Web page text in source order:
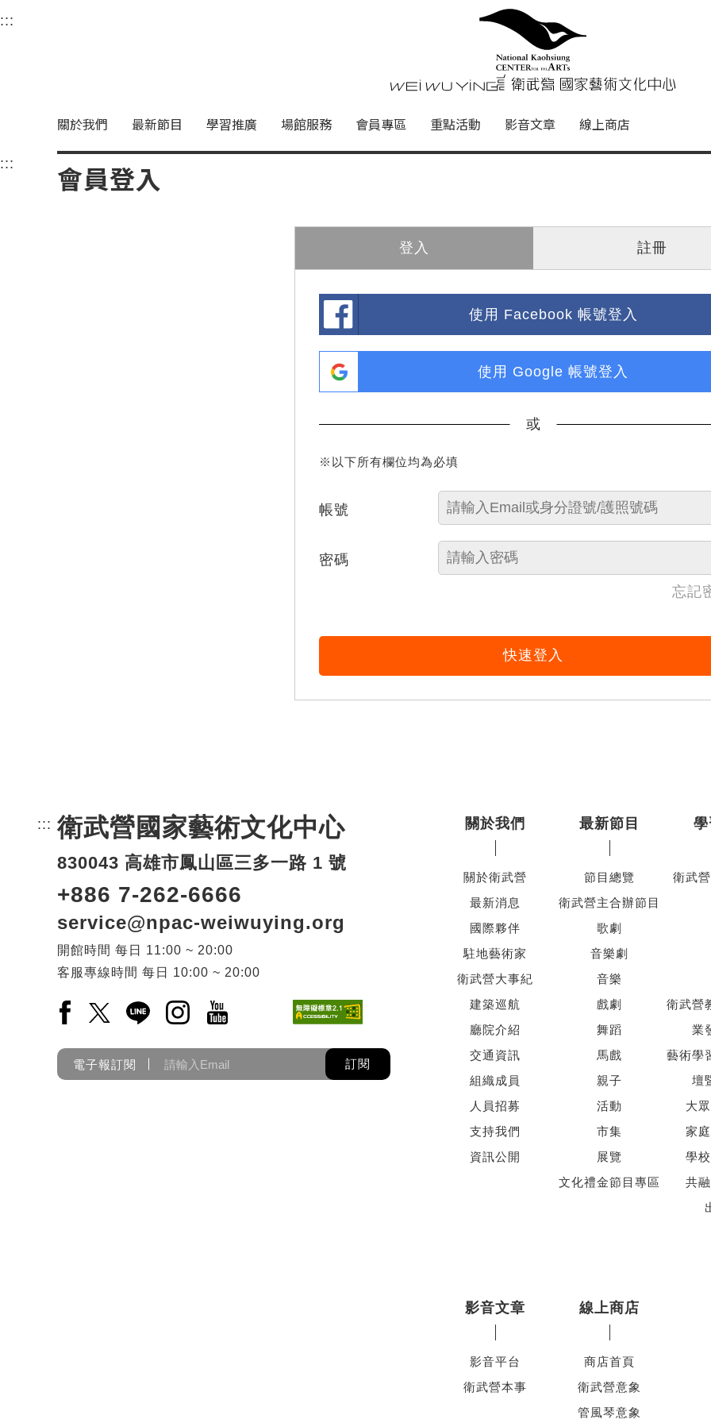
衛武營國家藝術文化中心
中央內容區塊，為本頁主要內容區。
::: 衛武營國家藝術文
關於我們 最新節目 學習推廣 場館服務 會員專區 重點活動 影音文章 線上商店
::: 中央內容區塊，為本頁主要內容區。
會員登入
登入 註冊
使用 Facebook 帳號登入
使用 Google 帳號登入
或
※以下所有欄位均為必填
帳號
密碼
忘記
快速登入
::: 頁尾網站資訊。
衛武營國家藝術文化中心
830043 高雄市鳳山區三多一路 1 號
+886 7-262-6666
service@npac-weiwuying.org
開館時間 每日
11:00 ~ 20:00
客服專線時間 每日 10:00 ~ 20:00
Facebook(另開新視窗)
X(另開新視窗)
LINE(另開新視窗)
Instagram(另開新視窗)
YouTube(另開新視窗)
電子報訂閱 訂閱
關於我們
關於衛武營
最新消息
國際夥伴
駐地藝術家
衛武營大事紀
建築巡航
廳院介紹
交通資訊
組織成員
人員招募
支持我們
資訊公開
最新節目
節目總覽
衛武營主合辦節目
歌劇
音樂劇
音樂
戲劇
舞蹈
馬戲
親子
活動
市集
展覽
文化禮金節目專區
衛武
衛武營
業
藝術學
壇
大
家
學
共
影音文章
影音平台
衛武營本事
線上商店
商店首頁
衛武營意象
管風琴意象